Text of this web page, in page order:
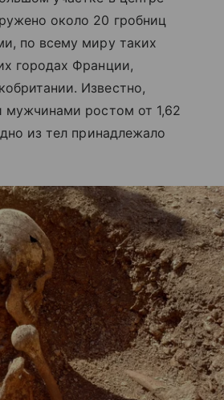
около 20 гробниц
по всему миру таких
городах Франции,
Известно,
мужчинами ростом от 1,62
из тел принадлежало